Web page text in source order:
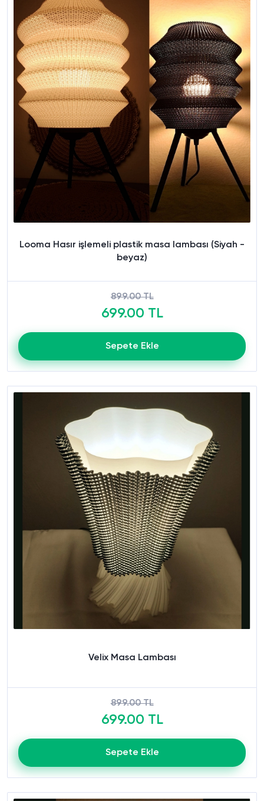
Looma Hasır işlemeli plastik masa lambası (Siyah -
beyaz)
899.00 TL
699.00 TL
Sepete Ekle
Velix Masa Lambası
899.00 TL
699.00 TL
Sepete Ekle